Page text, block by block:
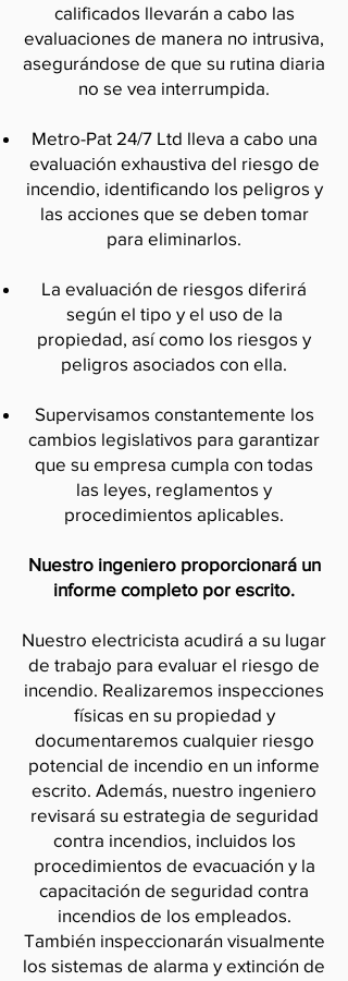
calificados llevarán a cabo las
evaluaciones de manera no intrusiva,
asegurándose de que su rutina diaria
no se vea interrumpida.
Metro-Pat 24/7 Ltd lleva a cabo una
evaluación exhaustiva del riesgo de
incendio, identificando los peligros y
las acciones que se deben tomar
para eliminarlos.
La evaluación de riesgos diferirá
según el tipo y el uso de la
propiedad, así como los riesgos y
peligros asociados con ella.
Supervisamos constantemente los
cambios legislativos para garantizar
que su empresa cumpla con todas
las leyes, reglamentos y
procedimientos aplicables.
Nuestro ingeniero proporcionará un
informe completo por escrito.
Nuestro electricista acudirá a su lugar
de trabajo para evaluar el riesgo de
incendio. Realizaremos inspecciones
físicas en su propiedad y
documentaremos cualquier riesgo
potencial de incendio en un informe
escrito. Además, nuestro ingeniero
revisará su estrategia de seguridad
contra incendios, incluidos los
procedimientos de evacuación y la
capacitación de seguridad contra
incendios de los empleados.
También inspeccionarán visualmente
los sistemas de alarma y extinción de